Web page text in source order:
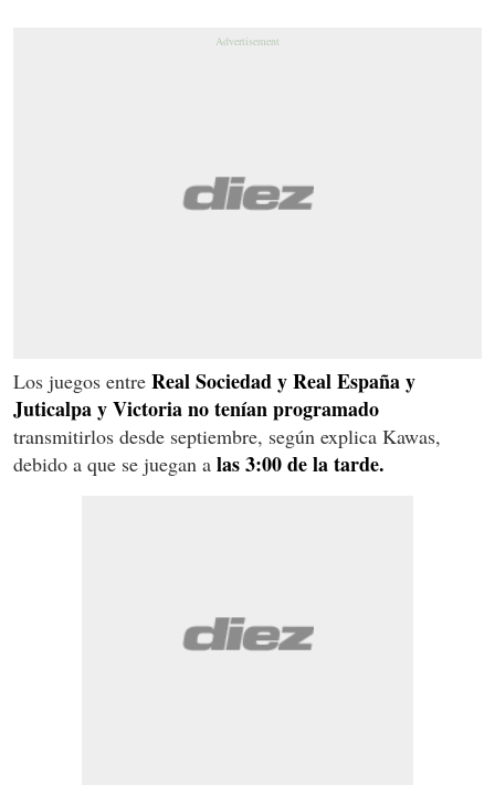
Los juegos entre Real Sociedad y Real España y
Juticalpa y Victoria no tenían programado
transmitirlos desde septiembre, según explica Kawas,
debido a que se juegan a las 3:00 de la tarde.